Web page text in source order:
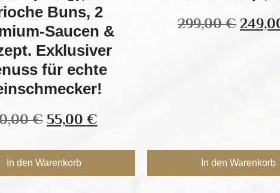
Buns, 2
Saucen &
Exklusiver
für echte
€ 55,00 €
In den Warenkorb
299,00€
In den Warenkorb